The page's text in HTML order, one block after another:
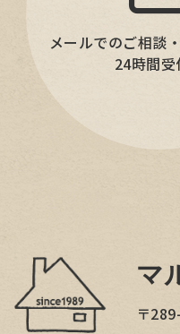
メールでのご相談
24時間受
マ
〒